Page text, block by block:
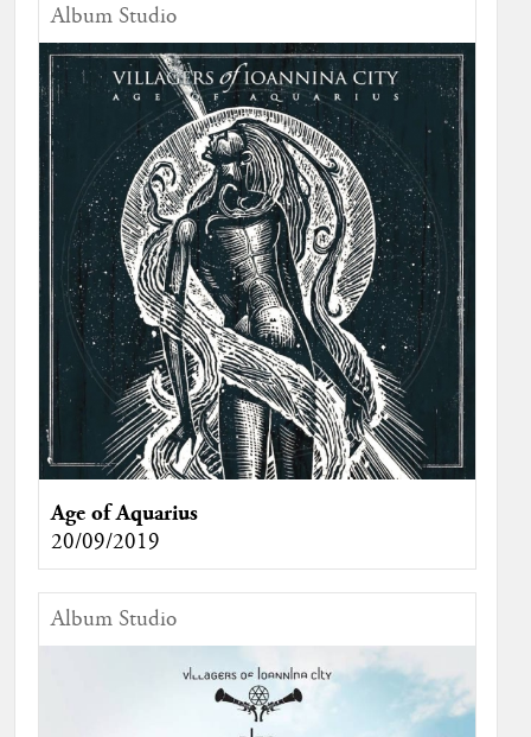
Album Studio
Age of Aquarius
20/09/2019
Album Studio